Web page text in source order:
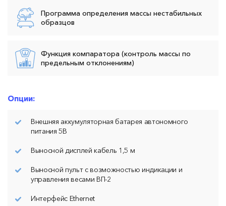
Программа определения массы нестабильных
образцов
Функция компаратора (контроль массы по
предельным отклонениям)
Опции:
Внешняя аккумуляторная батарея автономного
питания 5В
Выносной дисплей кабель 1,5 м
Выносной пульт с возможностью индикации и
управления весами ВП-2
Интерфейс Ethernet